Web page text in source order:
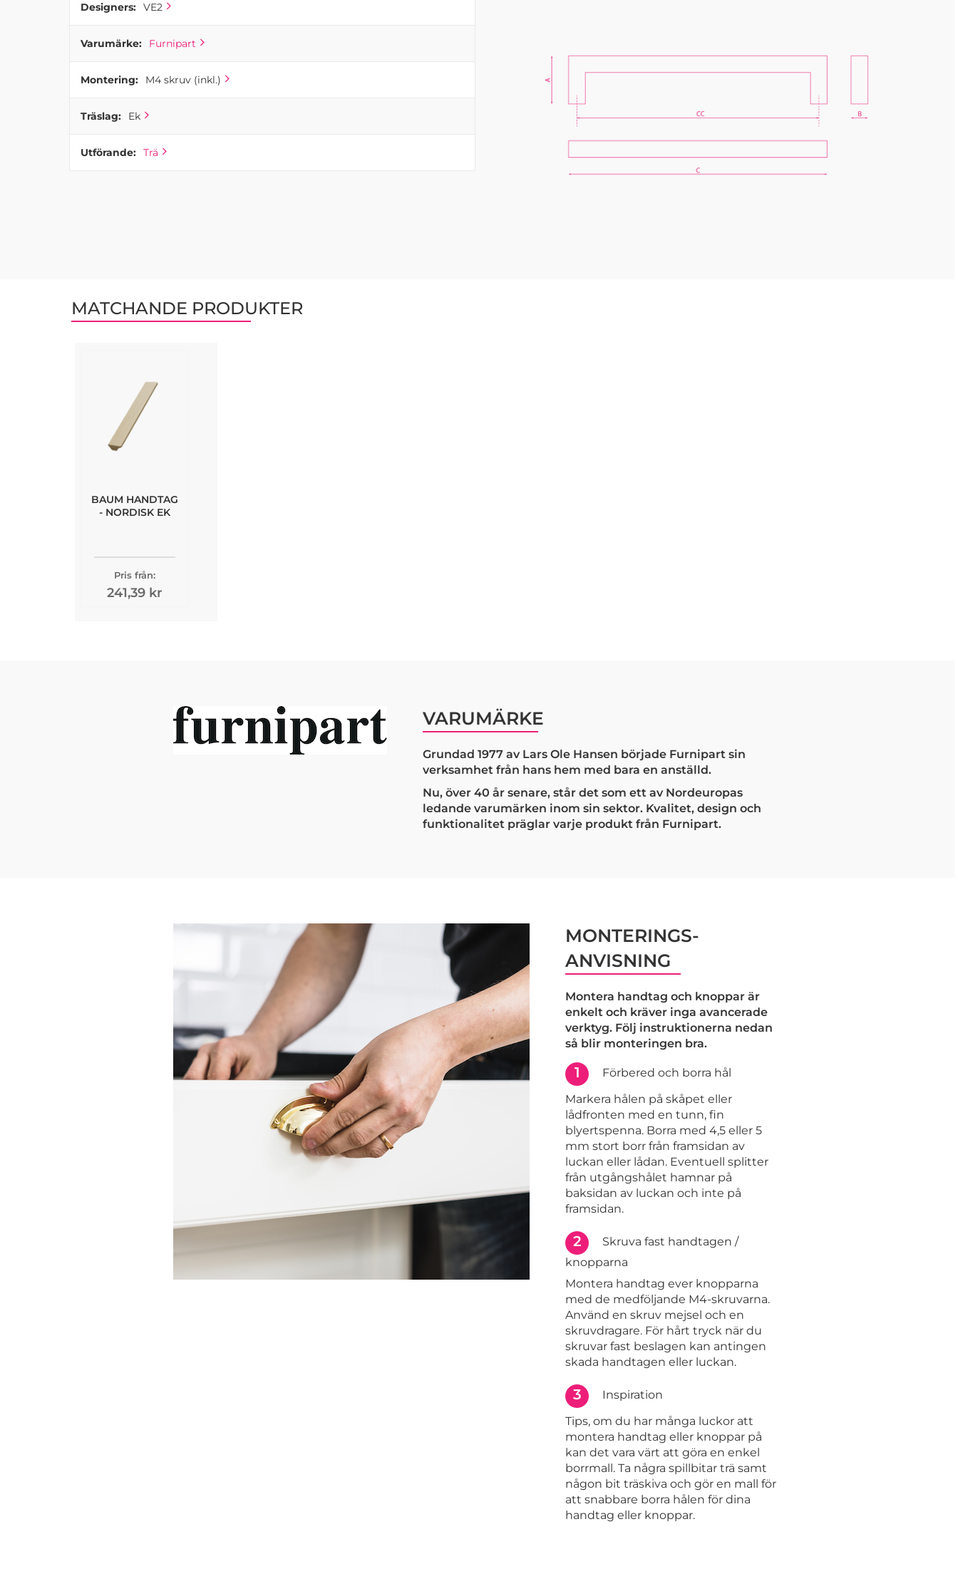
Designers: VE2
Varumärke: Furnipart
Montering: M4 skruv (inkl.)
Träslag: Ek
Utförande: Trä
MATCHANDE PRODUKTER
BAUM HANDTAG
- NORDISK EK
Pris från:
241,39 kr
VARUMÄRKE
Grundad 1977 av Lars Ole Hansen började Furnipart sin
verksamhet från hans hem med bara en anställd.
Nu, över 40 år senare, står det som ett av Nordeuropas
ledande varumärken inom sin sektor. Kvalitet, design och
funktionalitet präglar varje produkt från Furnipart.
MONTERINGS-
ANVISNING
Montera handtag och knoppar är
enkelt och kräver inga avancerade
verktyg. Följ instruktionerna nedan
så blir monteringen bra.
1
Förbered och borra hål
Markera hålen på skåpet eller
lådfronten med en tunn, fin
blyertspenna. Borra med 4,5 eller 5
mm stort borr från framsidan av
luckan eller lådan. Eventuell splitter
från utgångshålet hamnar på
baksidan av luckan och inte på
framsidan.
2
Skruva fast handtagen /
knopparna
Montera handtag ever knopparna
med de medföljande M4-skruvarna.
Använd en skruv mejsel och en
skruvdragare. För hårt tryck när du
skruvar fast beslagen kan antingen
skada handtagen eller luckan.
3
Inspiration
Tips, om du har många luckor att
montera handtag eller knoppar på
kan det vara värt att göra en enkel
borrmall. Ta några spillbitar trä samt
någon bit träskiva och gör en mall för
att snabbare borra hålen för dina
handtag eller knoppar.